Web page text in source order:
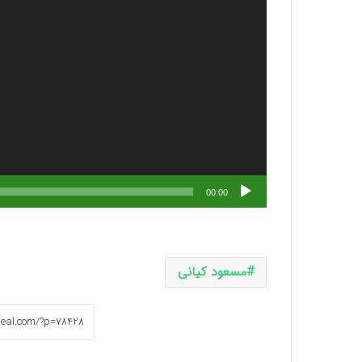
پخش‌کننده
صوت
00:00
مسعود کیانی